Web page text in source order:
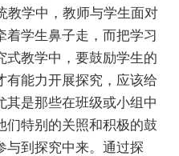
教学中，教师与学生面对
着学生鼻子走，而把学习
式教学中，要鼓励学生的
有能力开展探究，应该给
其是那些在班级或小组中
们特别的关照和积极的鼓
与到探究中来。通过探